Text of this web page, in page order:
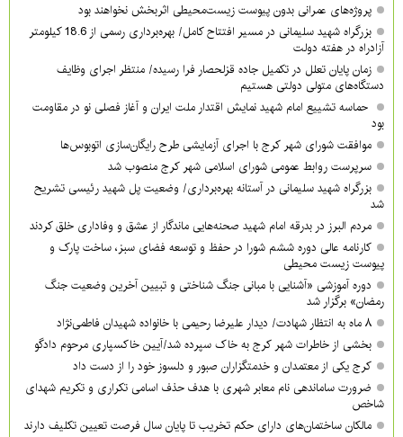
پروژه‌های عمرانی بدون پیوست زیست‌محیطی اثربخش نخواهند بود
بزرگراه شهید سلیمانی در مسیر افتتاح کامل/ بهره‌برداری رسمی از 18.6 کیلومتر
آزادراه در هفته دولت
زمان پایان تعلل در تکمیل جاده قزلحصار فرا رسیده/ منتظر اجرای وظایف
دستگاه‌های متولی دولتی هستیم
حماسه تشییع امام شهید نمایش اقتدار ملت ایران و آغاز فصلی نو در مقاومت
بود
موافقت شورای شهر کرج با اجرای آزمایشی طرح رایگان‌سازی اتوبوس‌ها
سرپرست روابط عمومی شورای اسلامی شهر کرج منصوب شد
بزرگراه شهید سلیمانی در آستانه بهره‌برداری/ وضعیت پل شهید رئیسی تشریح
شد
مردم البرز در بدرقه امام شهید صحنه‌هایی ماندگار از عشق و وفاداری خلق کردند
کارنامه عالی دوره ششم شورا در حفظ و توسعه فضای سبز، ساخت پارک و
پیوست زیست محیطی
دوره آموزشی «آشنایی با مبانی جنگ شناختی و تبیین آخرین وضعیت جنگ
رمضان» برگزار شد
۸ ماه به انتظار شهادت/ دیدار علیرضا رحیمی با خانواده شهیدان فاطمی‌نژاد
بخشی از خاطرات شهر کرج به خاک سپرده شد/آیین خاکسپاری مرحوم دادگو
کرج یکی از معتمدان و خدمتگزاران صبور و دلسوز خود را از دست داد
ضرورت ساماندهی نام‌ معابر شهری با هدف حذف اسامی تکراری و تکریم شهدای
شاخص
مالکان ساختمان‌های دارای حکم تخریب تا پایان سال فرصت تعیین تکلیف دارند